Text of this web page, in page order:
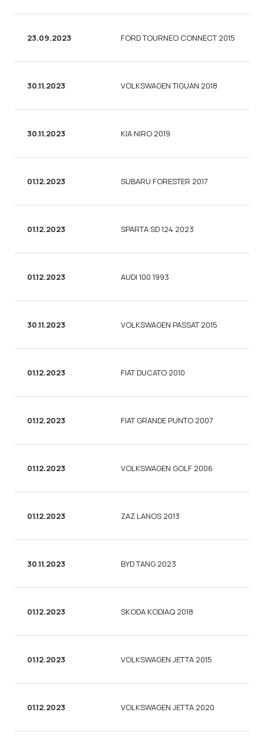
23.09.2023 FORD TOURNEO CONNECT 2015
30.11.2023 VOLKSWAGEN TIGUAN 2018
30.11.2023 KIA NIRO 2019
01.12.2023 SUBARU FORESTER 2017
01.12.2023 SPARTA SD 124 2023
01.12.2023 AUDI 100 1993
30.11.2023 VOLKSWAGEN PASSAT 2015
01.12.2023 FIAT DUCATO 2010
01.12.2023 FIAT GRANDE PUNTO 2007
01.12.2023 VOLKSWAGEN GOLF 2006
01.12.2023 ZAZ LANOS 2013
30.11.2023 BYD TANG 2023
01.12.2023 SKODA KODIAQ 2018
01.12.2023 VOLKSWAGEN JETTA 2015
01.12.2023 VOLKSWAGEN JETTA 2020